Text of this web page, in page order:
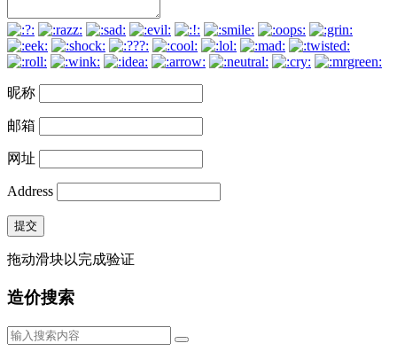
昵称
邮箱
网址
Address
提交
拖动滑块以完成验证
造价搜索